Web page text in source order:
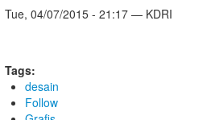
Tue, 04/07/2015 - 21:17 — KDRI
Tags:
desain
Follow